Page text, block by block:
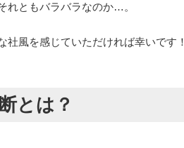
れともバラバラなのか…。
社風を感じていただければ幸いです！
とは？